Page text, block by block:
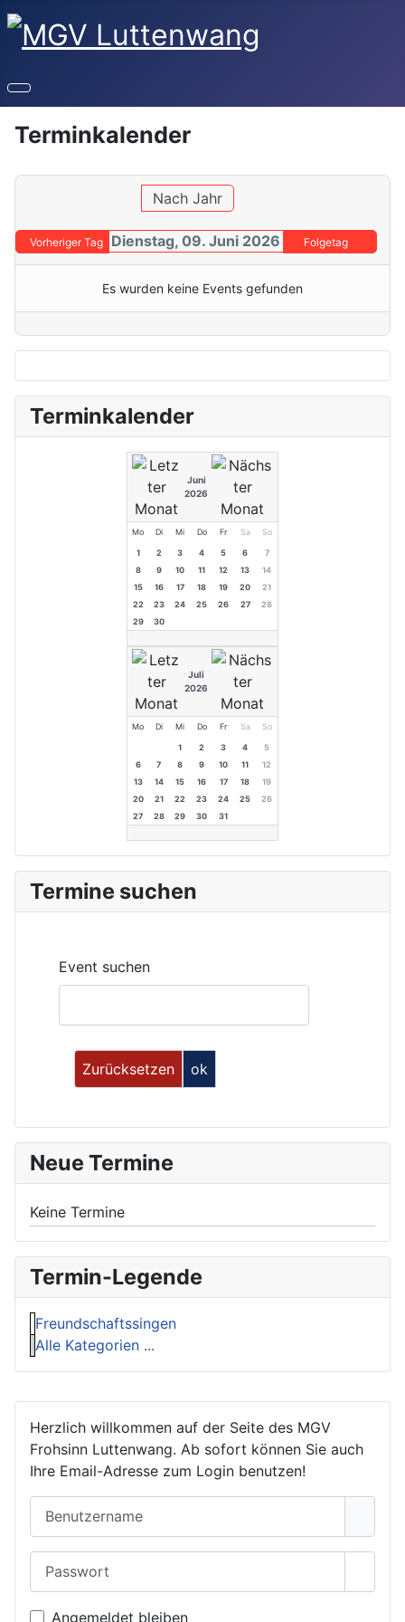
Herzlich willkommen auf der Seite des MGV
Frohsinn Luttenwang. Ab sofort können Sie auch
Ihre Email-Adresse zum Login benutzen!
Angemeldet bleiben
Terminkalender
Nach Jahr
Vorheriger Tag Dienstag, 09. Juni 2026 Folgetag
Es wurden keine Events gefunden
Terminkalender
Juni
2026
Mo Di Mi Do Fr Sa So
1 2 3 4 5 6
7
8
9 10 11 12 13
14
15
16 17 18 19 20
21
22
23 24 25 26 27
28
29
30
Juli
2026
Mo Di Mi Do Fr Sa So
1 2 3 4
5
6
7 8 9 10 11
12
13
14 15 16 17 18
19
20
21 22 23 24 25
26
27
28 29 30 31
Termine suchen
Event suchen
Neue Termine
Keine Termine
Termin-Legende
Freundschaftssingen
Alle Kategorien ...